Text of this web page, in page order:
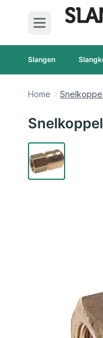
Ga naar de inhoud
Slangen
Home